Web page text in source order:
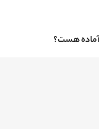
آماده هست؟